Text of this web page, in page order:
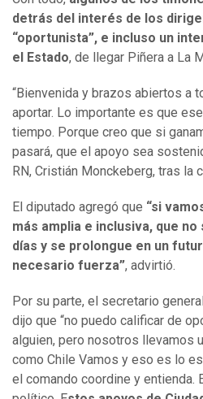
detrás del interés de los
“oportunista”, e incluso un
el Estado, de llegar Piñera a La
“Bienvenida y brazos abiertos a
aportar. Lo importante es que
tiempo. Porque creo que si
pasará, que el apoyo sea
RN, Cristián Monckeberg, tras la
El diputado agregó que “si
más amplia e inclusiva, que
días y se prolongue en un
necesario fuerza”, advirtió.
Por su parte, el secretario
dijo que “no puedo calificar de
alguien, pero nosotros llevamos
como Chile Vamos y eso es lo
el comando coordine y